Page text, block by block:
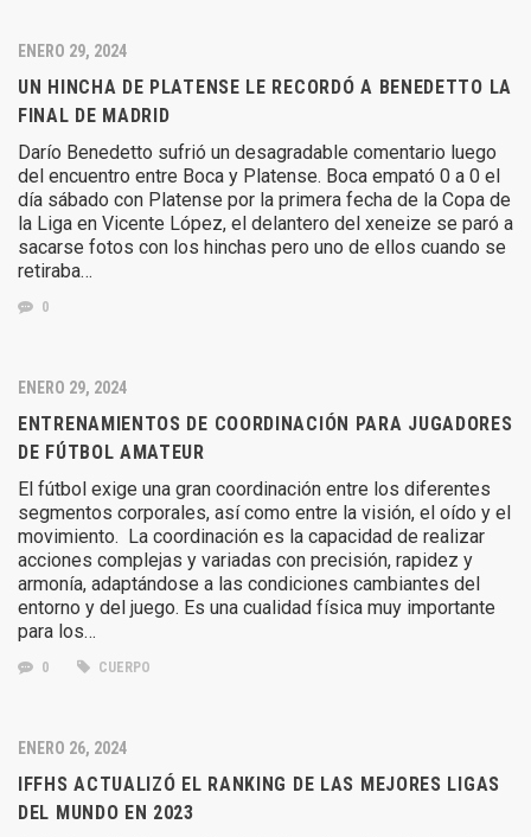
ENERO 29, 2024
UN HINCHA DE PLATENSE LE RECORDÓ A BENEDETTO LA
FINAL DE MADRID
Darío Benedetto sufrió un desagradable comentario luego
del encuentro entre Boca y Platense. Boca empató 0 a 0 el
día sábado con Platense por la primera fecha de la Copa de
la Liga en Vicente López, el delantero del xeneize se paró a
sacarse fotos con los hinchas pero uno de ellos cuando se
retiraba…
0
ENERO 29, 2024
ENTRENAMIENTOS DE COORDINACIÓN PARA JUGADORES
DE FÚTBOL AMATEUR
El fútbol exige una gran coordinación entre los diferentes
segmentos corporales, así como entre la visión, el oído y el
movimiento. La coordinación es la capacidad de realizar
acciones complejas y variadas con precisión, rapidez y
armonía, adaptándose a las condiciones cambiantes del
entorno y del juego. Es una cualidad física muy importante
para los…
0 CUERPO
ENERO 26, 2024
IFFHS ACTUALIZÓ EL RANKING DE LAS MEJORES LIGAS
DEL MUNDO EN 2023